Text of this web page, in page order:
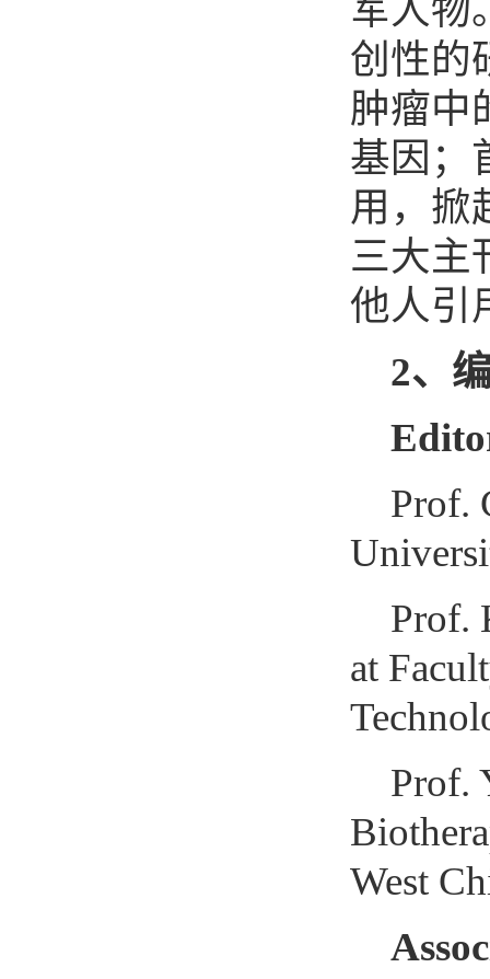
军人物
创性的
肿瘤中
基因；
用，掀
三大主
他人引
2、
Prof.
Prof.
at
Prof.
West